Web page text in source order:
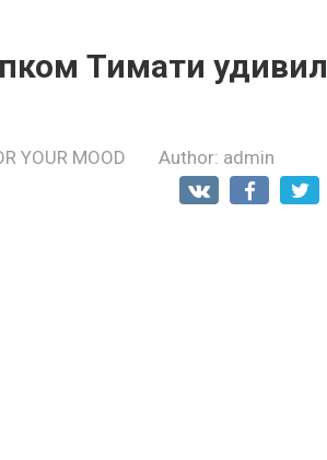
Тимати удивил
YOUR MOOD Author: admin